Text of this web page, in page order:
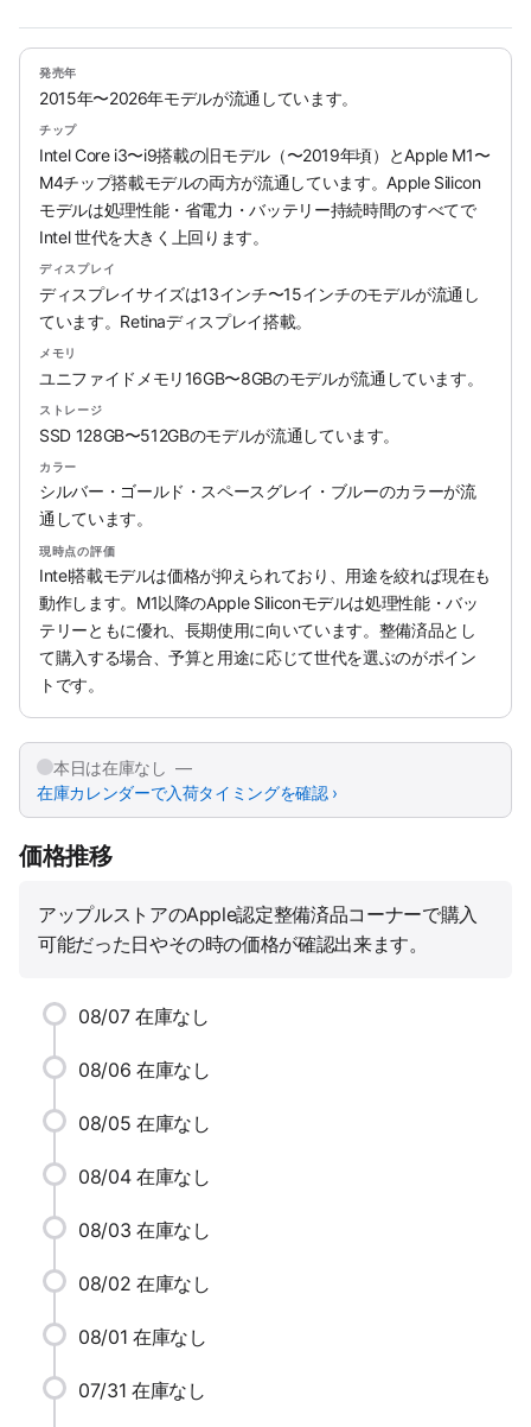
発売年
2015年〜2026年モデルが流通しています。
チップ
Intel Core i3〜i9搭載の旧モデル（〜2019年頃）とApple M1〜
M4チップ搭載モデルの両方が流通しています。Apple Silicon
モデルは処理性能・省電力・バッテリー持続時間のすべてで
Intel 世代を大きく上回ります。
ディスプレイ
ディスプレイサイズは13インチ〜15インチのモデルが流通し
ています。Retinaディスプレイ搭載。
メモリ
ユニファイドメモリ16GB〜8GBのモデルが流通しています。
ストレージ
SSD 128GB〜512GBのモデルが流通しています。
カラー
シルバー・ゴールド・スペースグレイ・ブルーのカラーが流
通しています。
現時点の評価
Intel搭載モデルは価格が抑えられており、用途を絞れば現在も
動作します。M1以降のApple Siliconモデルは処理性能・バッ
テリーともに優れ、長期使用に向いています。整備済品とし
て購入する場合、予算と用途に応じて世代を選ぶのがポイン
トです。
本日は在庫なし —
在庫カレンダーで入荷タイミングを確認 ›
価格推移
アップルストアのApple認定整備済品コーナーで購入
可能だった日やその時の価格が確認出来ます。
08/07 在庫なし
08/06 在庫なし
08/05 在庫なし
08/04 在庫なし
08/03 在庫なし
08/02 在庫なし
08/01 在庫なし
07/31 在庫なし